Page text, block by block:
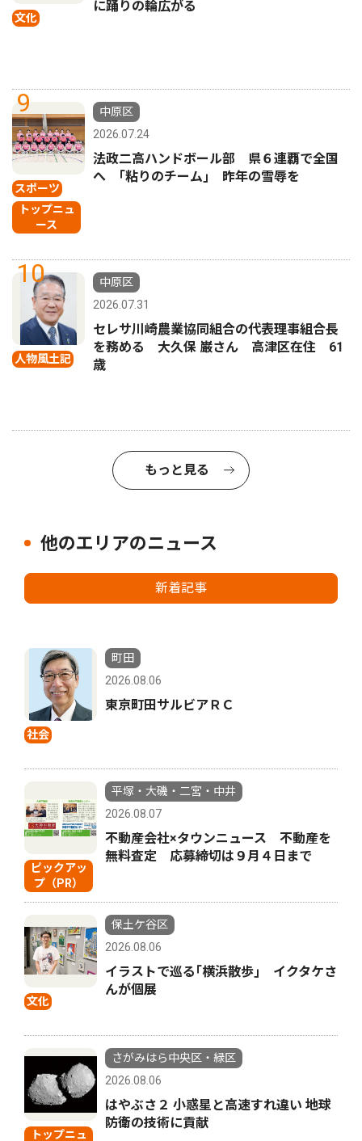
文化
に踊りの輪広がる
9
スポーツ
トップニュ
ース
中原区
2026.07.24
法政二高ハンドボール部 県６連覇で全国
へ ｢粘りのチーム｣ 昨年の雪辱を
10
人物風土記
中原区
2026.07.31
セレサ川崎農業協同組合の代表理事組合長
を務める 大久保 巌さん 高津区在住 61
歳
もっと見る
他のエリアのニュース
新着記事
社会
町田
2026.08.06
東京町田サルビアＲＣ
ピックアッ
プ（PR）
平塚・大磯・二宮・中井
2026.08.07
不動産会社×タウンニュース 不動産を
無料査定 応募締切は９月４日まで
文化
保土ケ谷区
2026.08.06
イラストで巡る｢横浜散歩｣ イクタケさ
んが個展
トップニュ
さがみはら中央区・緑区
2026.08.06
はやぶさ２ 小惑星と高速すれ違い 地球
防衛の技術に貢献